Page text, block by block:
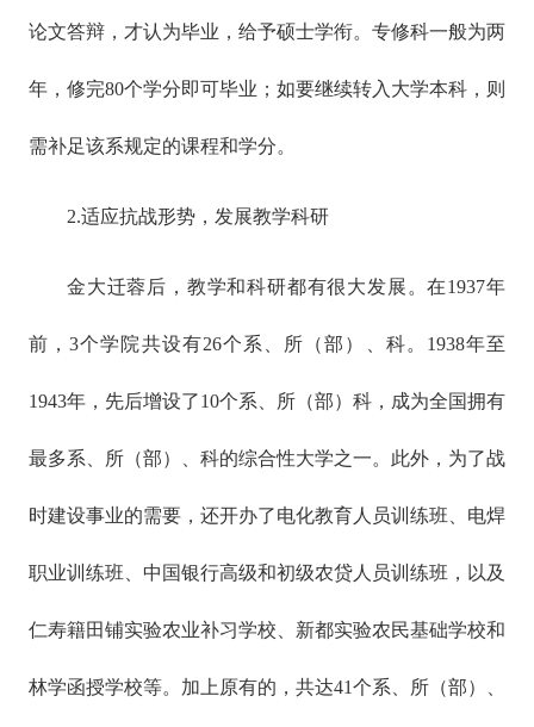
论文答辩，才认为毕业，给予硕士学衔。专修科一般为两
年，修完80个学分即可毕业；如要继续转入大学本科，则
需补足该系规定的课程和学分。
2.适应抗战形势，发展教学科研
金大迁蓉后，教学和科研都有很大发展。在1937年
前，3个学院共设有26个系、所（部）、科。1938年至
1943年，先后增设了10个系、所（部）科，成为全国拥有
最多系、所（部）、科的综合性大学之一。此外，为了战
时建设事业的需要，还开办了电化教育人员训练班、电焊
职业训练班、中国银行高级和初级农贷人员训练班，以及
仁寿籍田铺实验农业补习学校、新都实验农民基础学校和
林学函授学校等。加上原有的，共达41个系、所（部）、